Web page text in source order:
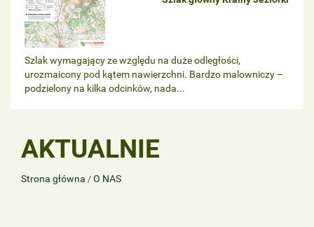
Szlak wymagający ze względu na duże odległości,
urozmaicony pod kątem nawierzchni. Bardzo malowniczy –
podzielony na kilka odcinków, nada...
AKTUALNIE
Strona główna / O NAS